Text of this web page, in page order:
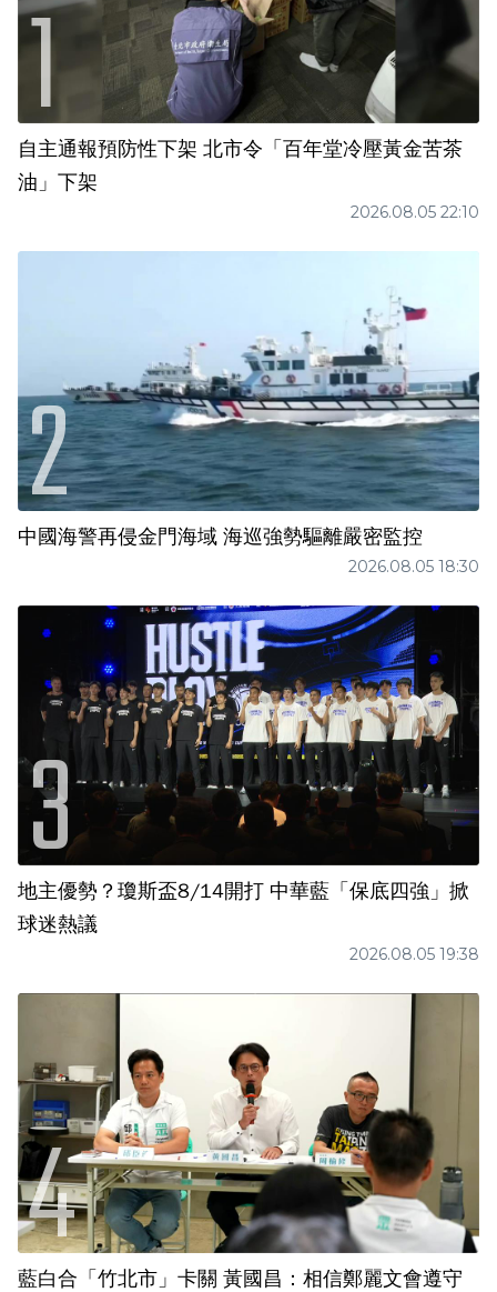
自主通報預防性下架 北市令「百年堂冷壓黃金苦茶
油」下架
2026.08.05 22:10
中國海警再侵金門海域 海巡強勢驅離嚴密監控
2026.08.05 18:30
地主優勢？瓊斯盃8/14開打 中華藍「保底四強」掀
球迷熱議
2026.08.05 19:38
藍白合「竹北市」卡關 黃國昌：相信鄭麗文會遵守